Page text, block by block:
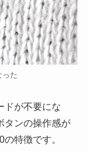
った
ドが不要にな
タンの操作感が
特徴です。